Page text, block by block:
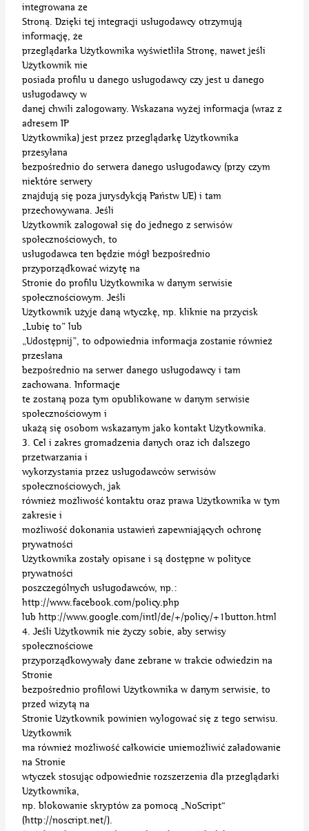
integrowana ze
Stroną. Dzięki tej integracji usługodawcy otrzymują
informację, że
przeglądarka Użytkownika wyświetliła Stronę, nawet jeśli
Użytkownik nie
posiada profilu u danego usługodawcy czy jest u danego
usługodawcy w
danej chwili zalogowany. Wskazana wyżej informacja (wraz z
adresem IP
Użytkownika) jest przez przeglądarkę Użytkownika
przesyłana
bezpośrednio do serwera danego usługodawcy (przy czym
niektóre serwery
znajdują się poza jurysdykcją Państw UE) i tam
przechowywana. Jeśli
Użytkownik zalogował się do jednego z serwisów
społecznościowych, to
usługodawca ten będzie mógł bezpośrednio
przyporządkować wizytę na
Stronie do profilu Użytkownika w danym serwisie
społecznościowym. Jeśli
Użytkownik użyje daną wtyczkę, np. kliknie na przycisk
„Lubię to” lub
„Udostępnij”, to odpowiednia informacja zostanie również
przesłana
bezpośrednio na serwer danego usługodawcy i tam
zachowana. Informacje
te zostaną poza tym opublikowane w danym serwisie
społecznościowym i
ukażą się osobom wskazanym jako kontakt Użytkownika.
3. Cel i zakres gromadzenia danych oraz ich dalszego
przetwarzania i
wykorzystania przez usługodawców serwisów
społecznościowych, jak
również możliwość kontaktu oraz prawa Użytkownika w tym
zakresie i
możliwość dokonania ustawień zapewniających ochronę
prywatności
Użytkownika zostały opisane i są dostępne w polityce
prywatności
poszczególnych usługodawców, np.:
http://www.facebook.com/policy.php
lub http://www.google.com/intl/de/+/policy/+1button.html
4. Jeśli Użytkownik nie życzy sobie, aby serwisy
społecznościowe
przyporządkowywały dane zebrane w trakcie odwiedzin na
Stronie
bezpośrednio profilowi Użytkownika w danym serwisie, to
przed wizytą na
Stronie Użytkownik powinien wylogować się z tego serwisu.
Użytkownik
ma również możliwość całkowicie uniemożliwić załadowanie
na Stronie
wtyczek stosując odpowiednie rozszerzenia dla przeglądarki
Użytkownika,
np. blokowanie skryptów za pomocą „NoScript“
(http://noscript.net/).